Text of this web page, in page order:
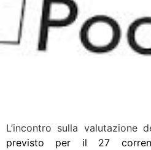
L’incontro sulla valutazione
previsto per il 27